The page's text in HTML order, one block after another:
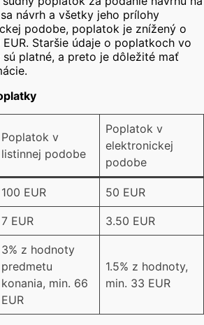
návrh a všetky jeho prílohy
podobe, poplatok je znížený o
Staršie údaje o poplatkoch vo
sú platné, a preto je dôležité mať
Poplatok v
listinnej podobe
Poplatok v
elektronickej
podobe
100 EUR 50 EUR
7 EUR 3.50 EUR
3% z hodnoty
predmetu
konania, min. 66
EUR
1.5% z hodnoty,
min. 33 EUR